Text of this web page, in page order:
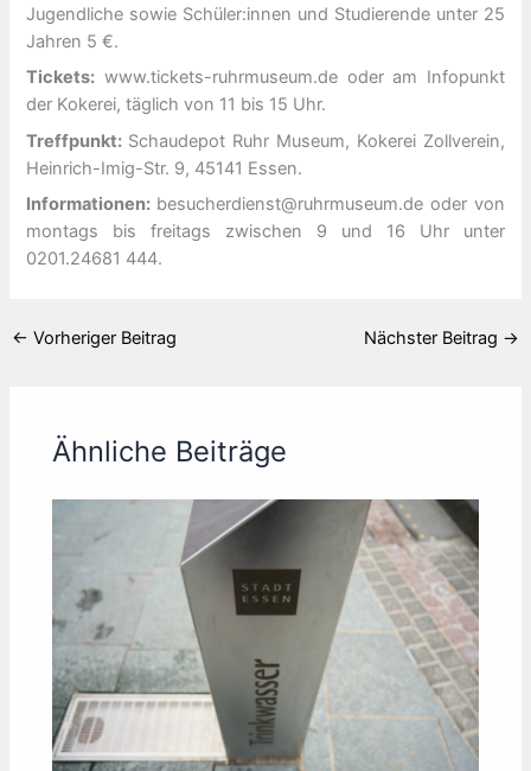
Jugendliche sowie Schüler:innen und Studierende unter 25
Jahren 5 €.
Tickets: www.tickets-ruhrmuseum.de oder am Infopunkt
der Kokerei, täglich von 11 bis 15 Uhr.
Treffpunkt: Schaudepot Ruhr Museum, Kokerei Zollverein,
Heinrich-Imig-Str. 9, 45141 Essen.
Informationen: besucherdienst@ruhrmuseum.de oder von
montags bis freitags zwischen 9 und 16 Uhr unter
0201.24681 444.
← Vorheriger Beitrag Nächster Beitrag →
Ähnliche Beiträge